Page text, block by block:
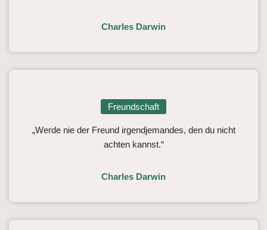
Charles Darwin
Freundschaft
„Werde nie der Freund irgendjemandes, den du nicht
achten kannst.“
Charles Darwin